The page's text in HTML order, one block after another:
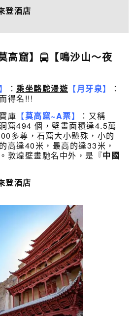
登酒店
窟】
【鳴沙山～夜
： 乘坐駱駝漫遊 【月牙泉】
：
得名!!!
庫 【莫高窟~A票】
：又稱
窟494 個，壁畫面積達4.5萬
多尊，石窟大小懸殊，小的
高達40米，最高的達33米，
敦煌壁畫馳名中外，是『中國
登酒店